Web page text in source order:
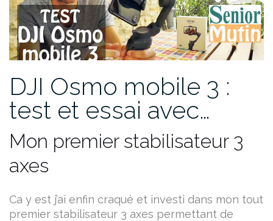
DJI Osmo mobile 3 :
test et essai avec…
Mon premier stabilisateur 3
axes
Ca y est j’ai enfin craqué et investi dans mon tout
premier stabilisateur 3 axes permettant de